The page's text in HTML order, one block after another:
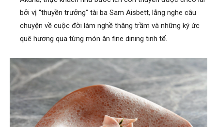
bởi vị “thuyền trưởng” tài ba Sam Aisbett, lắng nghe câu
chuyện về cuộc đời làm nghề thăng trầm và những ký ức
quê hương qua từng món ăn fine dining tinh tế.